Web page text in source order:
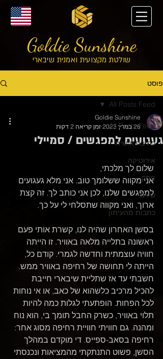
Goldie Sunshine
שולטת מקצועית ואמנית שיבארי
פוסט
All Posts Feed
כתיבה אישית
אירוטיקה
פתק
שירה
כתבות מהעיתון
All Posts Feed
געגועים למפגשים / סמיילי
Goldie Sunshine
28 במרץ 2023
זמן קריאה 2 דקות
שלום לך מלכתי,
אני מקווה ששלומך טוב. אני מלא געגועים
למפגשים שלנו, לכן אני כותב לך. זה קצת
ארוך, ואני מקווה שתסלחי לי על כך.
בסשן האחרון שהיה לנו, קשרת אותי פעם
ראשונה בתלייה מלאה באוויר. זו הייתה
חוויה עוצמתית וחדשה לגמרי. קודם כל,
הייתה לי תחושה של רחיפה באוויר ממש.
חשבתי עד אז שתליית שיבארי חייבת
להכיל מרכיב כלשהוא של כאב, או אי נוחות
לכל הפחות. הופתעתי לגלות כמה להיות
תלוי באוויר, כשרק החבל תומך בי, הוא נוח
ומהנה. גם חוויתי חוויית רחיפה מסוג אחר:
רחיפה בסאב-ספייס. די מוקדם במהלך
הסשן, פשוט התנתקתי מהמציאות ונכנסתי